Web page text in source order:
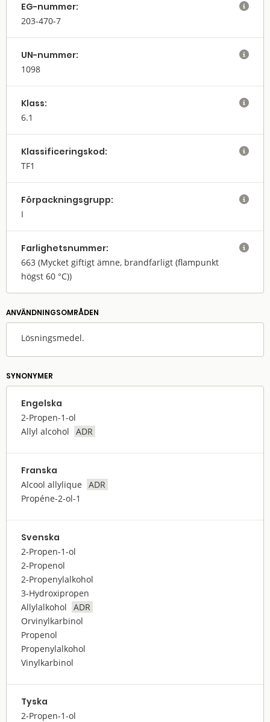
EG-nummer:
203-470-7

UN-nummer:
1098

Klass:
6.1

Klassifi­cerings­kod:
TF1

Förpack­nings­grupp:
I

Farlighets­nummer:
663 (Mycket giftigt ämne, brandfarligt (flampunkt
högst 60 °C))

ANVÄNDNINGS­OMRÅDEN
Lösningsmedel.
SYNONYMER
Engelska
2-Propen-1-ol
Allyl alcohol
ADR
Franska
Alcool allylique
ADR
Propéne-2-ol-1
Svenska
2-Propen-1-ol
2-Propenol
2-Propenylalkohol
3-Hydroxipropen
Allylalkohol
ADR
Orvinylkarbinol
Propenol
Propenylalkohol
Vinylkarbinol
Tyska
2-Propen-1-ol